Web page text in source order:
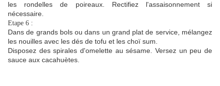
les rondelles de poireaux. Rectifiez l'assaisonnement si
nécessaire.
Etape 6 :
Dans de grands bols ou dans un grand plat de service, mélangez
les nouilles avec les dés de tofu et les choï sum.
Disposez des spirales d'omelette au sésame. Versez un peu de
sauce aux cacahuètes.